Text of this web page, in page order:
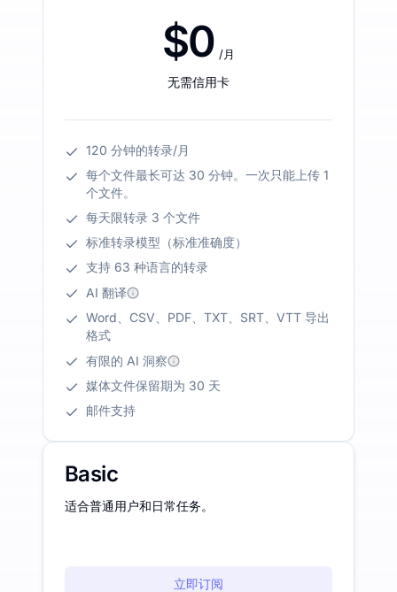
$0 /月
无需信用卡
120 分钟的转录/月
每个文件最长可达 30 分钟。一次只能上传 1
个文件。
每天限转录 3 个文件
标准转录模型（标准准确度）
支持 63 种语言的转录
AI 翻译
Word、CSV、PDF、TXT、SRT、VTT 导出
格式
有限的 AI 洞察
媒体文件保留期为 30 天
邮件支持
Basic
适合普通用户和日常任务。
立即订阅